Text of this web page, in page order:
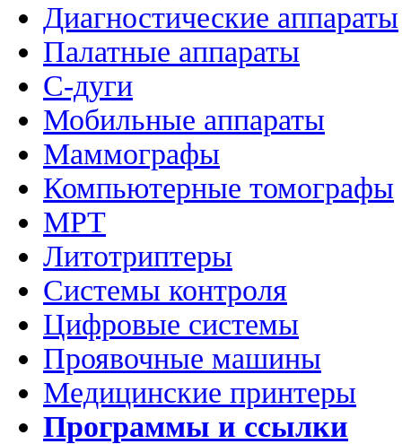
Диагностические аппараты
Палатные аппараты
C-дуги
Мобильные аппараты
Маммографы
Компьютерные томографы
МРТ
Литотриптеры
Системы контроля
Цифровые системы
Проявочные машины
Медицинские принтеры
Программы и ссылки